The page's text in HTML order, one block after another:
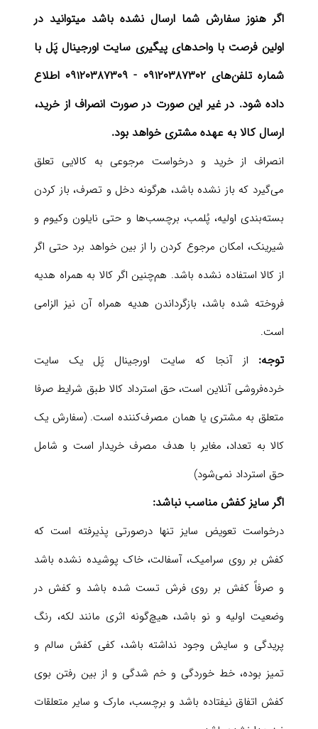
اگر هنوز سفارش شما ارسال نشده باشد میتوانید در
اولین فرصت با واحدهای پیگیری سایت اورجینال پَل با
شماره تلفن‌های ۰۹۱۲۰۳۸۷۳۰۲ - ۰۹۱۲۰۳۸۷۳۰۹ اطلاع
داده شود. در غیر این صورت در صورت انصراف از خرید،
ارسال کالا به عهده مشتری خواهد بود.
انصراف از خرید و درخواست مرجوعی به کالایی تعلق
می‌گیرد که باز نشده باشد، هرگونه دخل و تصرف، باز کردن
بسته‌بندی اولیه، پُلمب، برچسب‌ها و حتی نایلون وکیوم و
شیرینک، امکان مرجوع کردن را از بین خواهد برد حتی اگر
از کالا استفاده نشده باشد. هم‌چنین اگر کالا به‌ همراه هدیه
فروخته شده باشد، بازگرداندن هدیه همراه آن نیز الزامی
است.
توجه:
از آنجا که سایت اورجینال پَل یک ‌سایت
خرده‌فروشی آنلاین است، حق استرداد کالا طبق شرایط صرفا
متعلق به مشتری یا همان مصرف‌کننده است. (سفارش یک
کالا به تعداد، مغایر با هدف مصرف خریدار است و شامل
حق استرداد نمی‌شود)
اگر سایز کفش مناسب نباشد:
درخواست تعویض سایز تنها درصورتی پذیرفته است که
کفش بر روی سرامیک، آسفالت، خاک پوشیده نشده باشد
و صرفاً کفش بر روی فرش تست شده باشد و کفش در
وضعیت اولیه و نو باشد، هیچ‌گونه اثری مانند لکه، رنگ
پریدگی و سایش وجود نداشته باشد، کفی کفش سالم و
تمیز بوده، خط خوردگی و خم شدگی و از بین رفتن بوی
کفش اتفاق نیفتاده باشد و برچسب، مارک و سایر متعلقات